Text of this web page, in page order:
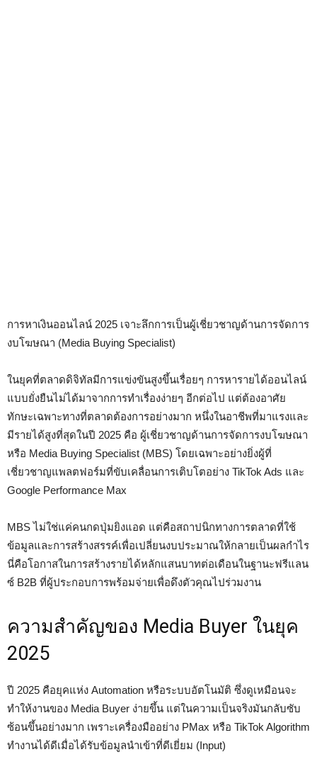
การหาเงินออนไลน์ 2025 เจาะลึกการเป็นผู้เชี่ยวชาญด้านการจัดการ
งบโฆษณา (Media Buying Specialist)
ในยุคที่ตลาดดิจิทัลมีการแข่งขันสูงขึ้นเรื่อยๆ การหารายได้ออนไลน์
แบบยั่งยืนไม่ได้มาจากการทำเรื่องง่ายๆ อีกต่อไป แต่ต้องอาศัย
ทักษะเฉพาะทางที่ตลาดต้องการอย่างมาก หนึ่งในอาชีพที่มาแรงและ
มีรายได้สูงที่สุดในปี 2025 คือ ผู้เชี่ยวชาญด้านการจัดการงบโฆษณา
หรือ Media Buying Specialist (MBS) โดยเฉพาะอย่างยิ่งผู้ที่
เชี่ยวชาญแพลตฟอร์มที่ขับเคลื่อนการเติบโตอย่าง TikTok Ads และ
Google Performance Max
MBS ไม่ใช่แค่คนกดปุ่มยิงแอด แต่คือสถาปนิกทางการตลาดที่ใช้
ข้อมูลและการสร้างสรรค์เพื่อเปลี่ยนงบประมาณให้กลายเป็นผลกำไร
นี่คือโอกาสในการสร้างรายได้หลักแสนบาทต่อเดือนในฐานะฟรีแลน
ซ์ B2B ที่ผู้ประกอบการพร้อมจ่ายเพื่อดึงตัวคุณไปร่วมงาน
ความสำคัญของ Media Buyer ในยุค
2025
ปี 2025 คือยุคแห่ง Automation หรือระบบอัตโนมัติ ซึ่งดูเหมือนจะ
ทำให้งานของ Media Buyer ง่ายขึ้น แต่ในความเป็นจริงมันกลับซับ
ซ้อนขึ้นอย่างมาก เพราะเครื่องมืออย่าง PMax หรือ TikTok Algorithm
ทำงานได้ดีเมื่อได้รับข้อมูลนำเข้าที่ดีเยี่ยม (Input)